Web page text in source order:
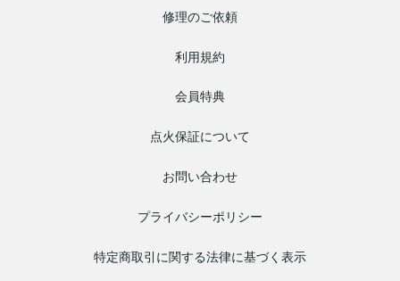
修理のご依頼
利用規約
会員特典
点火保証について
お問い合わせ
プライバシーポリシー
特定商取引に関する法律に基づく表示